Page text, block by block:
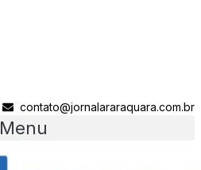
contato@jornalararaquara.com.br
Menu